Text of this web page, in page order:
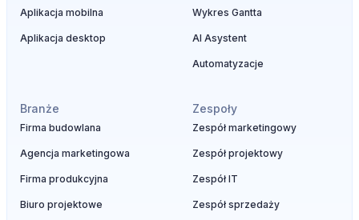
Aplikacja mobilna
Aplikacja desktop
Wykres Gantta
AI Asystent
Automatyzacje
Branże
Firma budowlana
Agencja marketingowa
Firma produkcyjna
Biuro projektowe
Zespoły
Zespół marketingowy
Zespół projektowy
Zespół IT
Zespół sprzedaży